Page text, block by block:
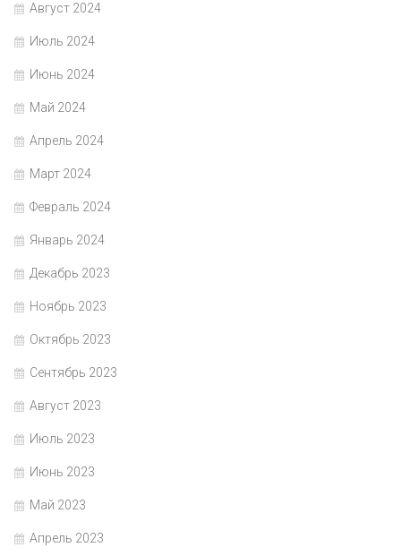
Август 2024
Июль 2024
Июнь 2024
Май 2024
Апрель 2024
Март 2024
Февраль 2024
Январь 2024
Декабрь 2023
Ноябрь 2023
Октябрь 2023
Сентябрь 2023
Август 2023
Июль 2023
Июнь 2023
Май 2023
Апрель 2023